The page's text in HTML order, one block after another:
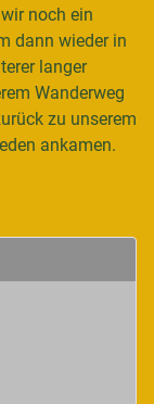
noch ein
dann wieder in
langer
Wanderweg
zu unserem
ankamen.